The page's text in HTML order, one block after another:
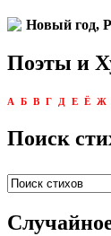
Новый год,
Поэты и
А Б В Г Д Е Ё Ж
Поиск